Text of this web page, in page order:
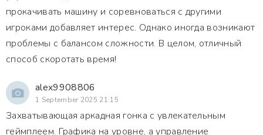
прокачивать машину и соревноваться с другими
игроками добавляет интерес. Однако иногда возникают
проблемы с балансом сложности. В целом, отличный
способ скоротать время!
alex9908806
1 September 2025 21:15
Захватывающая аркадная гонка с увлекательным
геймплеем. Графика на уровне, а управление